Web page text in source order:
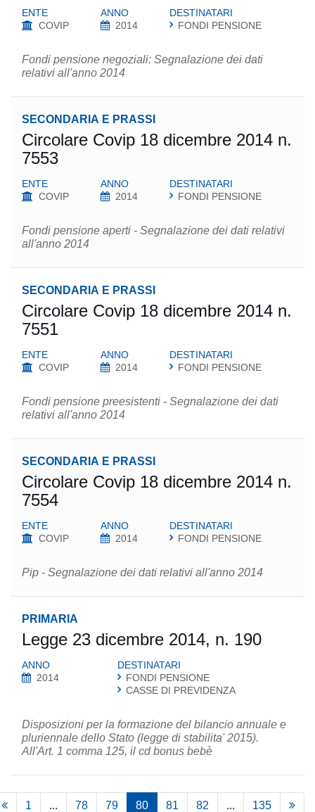
ENTE
COVIP
ANNO
2014
DESTINATARI
FONDI PENSIONE
Fondi pensione negoziali: Segnalazione dei dati
relativi all'anno 2014
SECONDARIA E PRASSI
Circolare Covip 18 dicembre 2014 n.
7553
ENTE
COVIP
ANNO
2014
DESTINATARI
FONDI PENSIONE
Fondi pensione aperti - Segnalazione dei dati relativi
all'anno 2014
SECONDARIA E PRASSI
Circolare Covip 18 dicembre 2014 n.
7551
ENTE
COVIP
ANNO
2014
DESTINATARI
FONDI PENSIONE
Fondi pensione preesistenti - Segnalazione dei dati
relativi all'anno 2014
SECONDARIA E PRASSI
Circolare Covip 18 dicembre 2014 n.
7554
ENTE
COVIP
ANNO
2014
DESTINATARI
FONDI PENSIONE
Pip - Segnalazione dei dati relativi all'anno 2014
PRIMARIA
Legge 23 dicembre 2014, n. 190
ANNO
2014
DESTINATARI
FONDI PENSIONE
CASSE DI PREVIDENZA
Disposizioni per la formazione del bilancio annuale e
pluriennale dello Stato (legge di stabilita' 2015).
All'Art. 1 comma 125, il cd bonus bebè
1 ... 78 79 80 81 82 ... 135